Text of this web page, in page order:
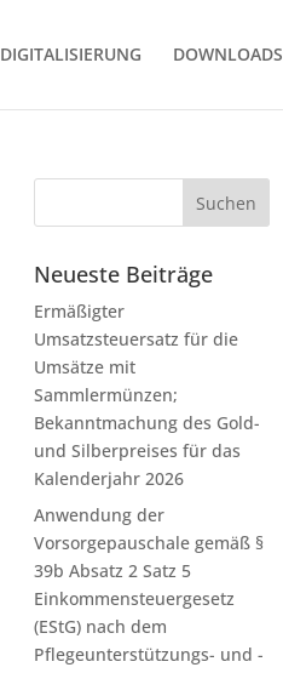
DIGITALISIERUNG DOWNLOADS
Neueste Beiträge
Ermäßigter
Umsatzsteuersatz für die
Umsätze mit
Sammlermünzen;
Bekanntmachung des Gold-
und Silberpreises für das
Kalenderjahr 2026
Anwendung der
Vorsorgepauschale gemäß §
39b Absatz 2 Satz 5
Einkommensteuergesetz
(EStG) nach dem
Pflegeunterstützungs- und -